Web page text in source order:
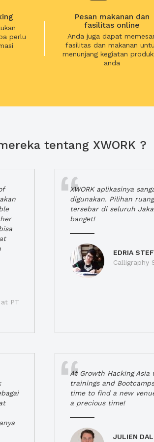
perlu
Pesan makanan dan
fasilitas online
Anda juga dapat
fasilitas dan makanan
menunjang kegiatan
anda
tentang XWORK ?
at PT
XWORK aplikasinya
digunakan. Pilihan
tersebar di seluruh
banget!
EDRIA
Calligraphy
At Growth Hacking Asia
trainings and
time to find a new
a precious time!
JULIEN